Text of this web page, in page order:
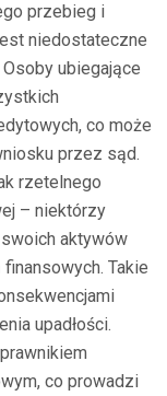
przebieg i
niedostateczne
ubiegające
co może
przez sąd.
rzetelnego
– niektórzy
aktywów
Takie
upadłości.
co prowadzi